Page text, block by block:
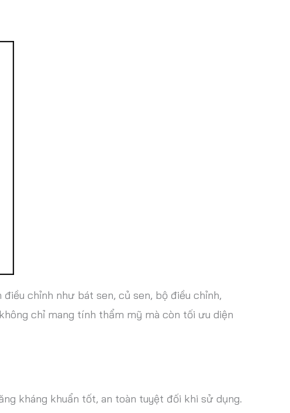
chỉnh như bát sen, củ sen, bộ điều chỉnh,
chỉ mang tính thẩm mỹ mà còn tối ưu diện
kháng khuẩn tốt, an toàn tuyệt đối khi sử dụng.